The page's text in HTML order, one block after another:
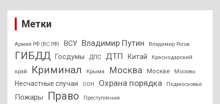
Метки
Армия РФ (ВС РФ) ВСУ Владимир Путин Владимир Рогов
ГИБДД Госдумы ДПС ДТП Китай Краснодарский
край Криминал Крыма Москва Москве Москвы
Несчастные случаи ООН Охрана порядка Подмосковье
Пожары Право Преступления